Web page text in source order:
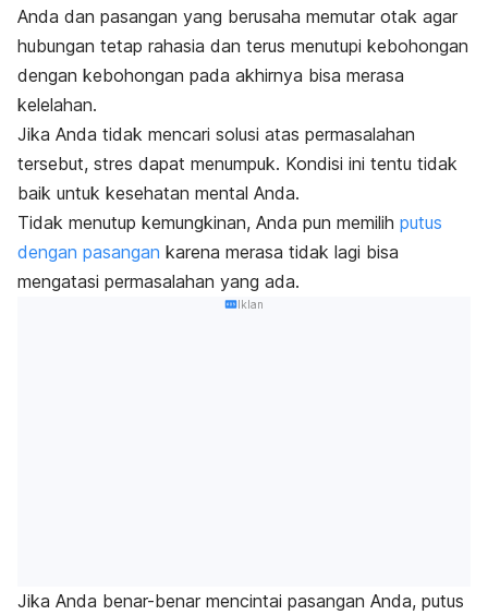
Anda dan pasangan yang berusaha memutar otak agar
hubungan tetap rahasia dan terus menutupi kebohongan
dengan kebohongan pada akhirnya bisa merasa
kelelahan.
Jika Anda tidak mencari solusi atas permasalahan
tersebut, stres dapat menumpuk. Kondisi ini tentu tidak
baik untuk kesehatan mental Anda.
Tidak menutup kemungkinan, Anda pun memilih putus
dengan pasangan karena merasa tidak lagi bisa
mengatasi permasalahan yang ada.
Iklan
Jika Anda benar-benar mencintai pasangan Anda, putus